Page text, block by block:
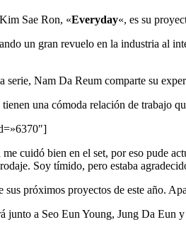
Sae Ron, «Everyday«, es su
un gran revuelo en la industria al
serie, Nam Da Reum comparte su
una cómoda relación de trabajo
cuidó bien en el set, por eso pude
Soy tímido, pero estaba
sus próximos proyectos de este año.
junto a Seo Eun Young, Jung Da Eun